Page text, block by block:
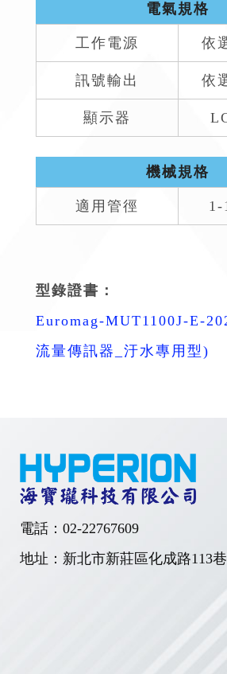
電氣規格
工作電源 依
訊號輸出 依
顯示器
機械規格
適用管徑
型錄證書：
Euromag-MUT1100J-E-
流量傳訊器_汙水專用型)
電話： 02-22767609
地址：新北市新莊區化成路113